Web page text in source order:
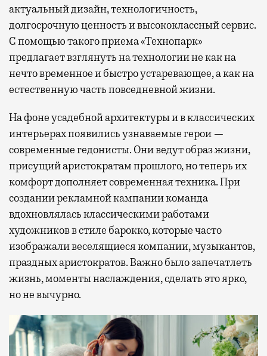
актуальный дизайн, технологичность,
долгосрочную ценность и высококлассный сервис.
С помощью такого приема «Технопарк»
предлагает взглянуть на технологии не как на
нечто временное и быстро устаревающее, а как на
естественную часть повседневной жизни.
На фоне усадебной архитектуры и в классических
интерьерах появились узнаваемые герои —
современные гедонисты. Они ведут образ жизни,
присущий аристократам прошлого, но теперь их
комфорт дополняет современная техника. При
создании рекламной кампании команда
вдохновлялась классическими работами
художников в стиле барокко, которые часто
изображали веселящиеся компании, музыкантов,
праздных аристократов. Важно было запечатлеть
жизнь, моменты наслаждения, сделать это ярко,
но не вычурно.